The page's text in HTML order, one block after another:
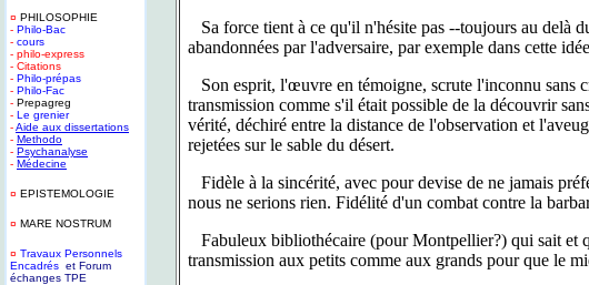
¤ PHILOSOPHIE
- Philo-Bac
- cours
- philo-express
- Citations
- Philo-prépas
- Philo-Fac
- Prepagreg
- Le grenier
-Aide aux dissertations
- Methodo
- Psychanalyse
- Médecine
¤ EPISTEMOLOGIE
¤ MARE NOSTRUM
¤ Travaux Personnels
Encadrés et Forum
échanges TPE
Sa force tient à ce qu'il n'hésite pas --toujours au delà
abandonnées par l'adversaire, par exemple dans cette
Son esprit, l'œuvre en témoigne, scrute l'inconnu sans
transmission comme s'il était possible de la découvrir
vérité, déchiré entre la distance de l'observation et
rejetées sur le sable du désert.
Fidèle à la sincérité, avec pour devise de ne jamais
nous ne serions rien. Fidélité d'un combat contre la
Fabuleux bibliothécaire (pour Montpellier?) qui sait et
transmission aux petits comme aux grands pour que le